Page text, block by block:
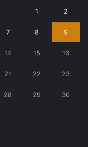
1 2
7 8 9
14 15 16
21 22 23
28 29 30